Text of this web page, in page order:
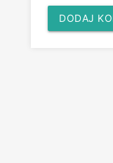
DODAJ